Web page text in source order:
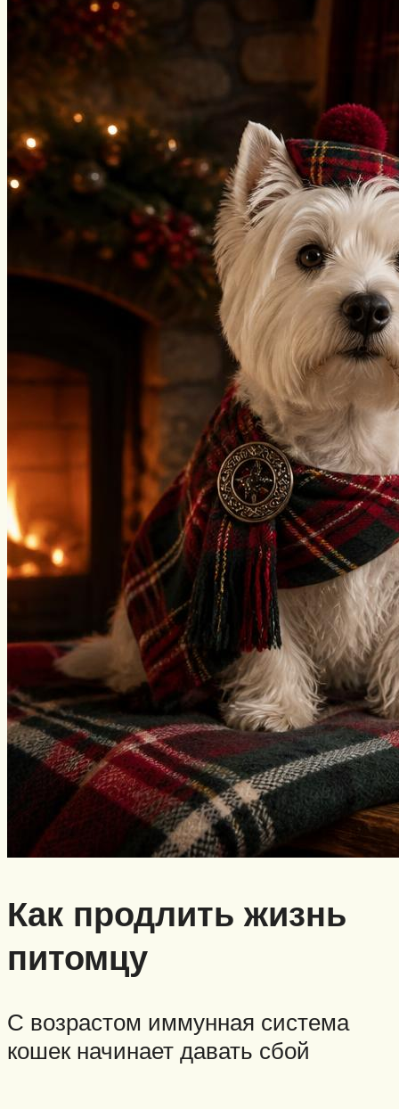
Как продлить жизнь
питомцу
С возрастом иммунная система
кошек начинает давать сбой